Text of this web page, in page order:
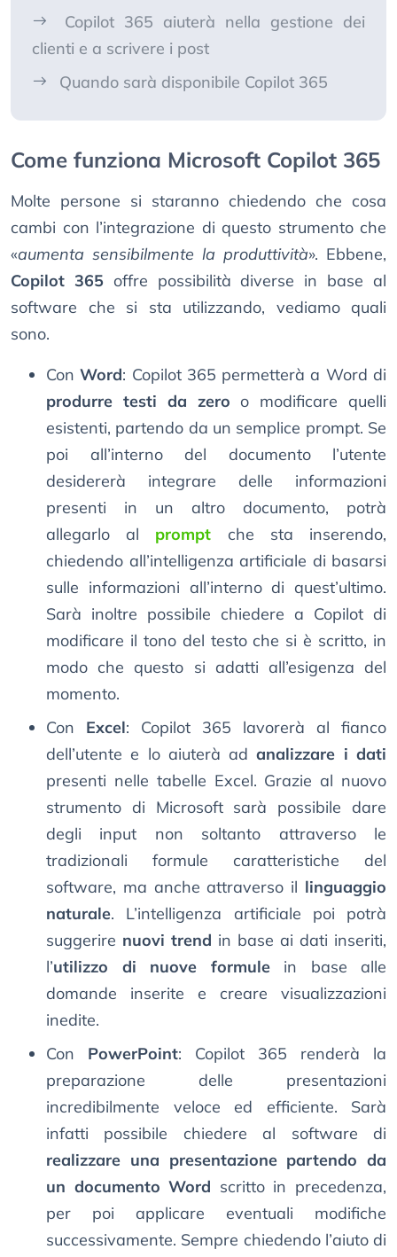
Copilot 365 aiuterà nella gestione dei
clienti e a scrivere i post
Quando sarà disponibile Copilot 365
Come funziona Microsoft Copilot 365
Molte persone si staranno chiedendo che cosa
cambi con l’integrazione di questo strumento che
«aumenta sensibilmente la produttività». Ebbene,
Copilot 365 offre possibilità diverse in base al
software che si sta utilizzando, vediamo quali
sono.
ConWord: Copilot 365 permetterà a Word di
produrre testi da zero o modificare quelli
esistenti, partendo da un semplice prompt. Se
poi all’interno del documento l’utente
desidererà integrare delle informazioni
presenti in un altro documento, potrà
allegarlo al prompt che sta inserendo,
chiedendo all’intelligenza artificiale di basarsi
sulle informazioni all’interno di quest’ultimo.
Sarà inoltre possibile chiedere a Copilot di
modificare il tono del testo che si è scritto, in
modo che questo si adatti all’esigenza del
momento.
Con Excel: Copilot 365 lavorerà al fianco
dell’utente e lo aiuterà adanalizzare i dati
presenti nelle tabelle Excel. Grazie al nuovo
strumento di Microsoft sarà possibile dare
degli input non soltanto attraverso le
tradizionali formule caratteristiche del
software, ma anche attraverso il linguaggio
naturale. L’intelligenza artificiale poi potrà
suggerire nuovi trend in base ai dati inseriti,
l’utilizzo di nuove formulein base alle
domande inserite e creare visualizzazioni
inedite.
Con PowerPoint: Copilot 365 renderà la
preparazione delle presentazioni
incredibilmente veloce ed efficiente. Sarà
infatti possibile chiedere al software di
realizzare una presentazione partendo da
un documento Word scritto in precedenza,
per poi applicare eventuali modifiche
successivamente. Sempre chiedendo l’aiuto di